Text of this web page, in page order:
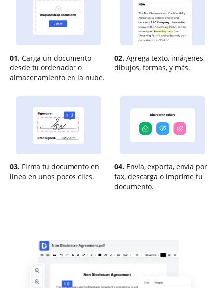
01. Carga un documento
desde tu ordenador o
almacenamiento en la nube.
02. Agrega texto, imágenes,
dibujos, formas, y más.
03. Firma tu documento en
línea en unos pocos clics.
04. Envía, exporta, envía por
fax, descarga o imprime tu
documento.